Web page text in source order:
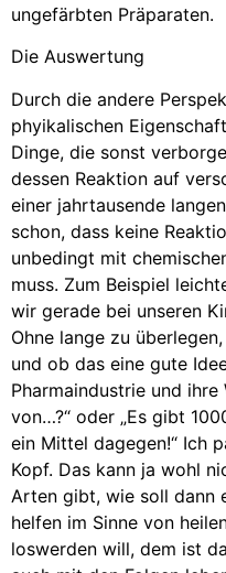
ungefärbten Präparaten.
Die Auswertung
Durch die andere
phyikalischen
Dinge, die sonst
dessen Reaktion auf
einer jahrtausende
schon, dass keine
unbedingt mit
muss. Zum Beispiel
wir gerade bei unseren
Ohne lange zu
und ob das eine gute
Pharmaindustrie und ihre
von…?“ oder „Es gibt
ein Mittel dagegen!“ Ich
Kopf. Das kann ja wohl
Arten gibt, wie soll dann
helfen im Sinne von
loswerden will, dem ist